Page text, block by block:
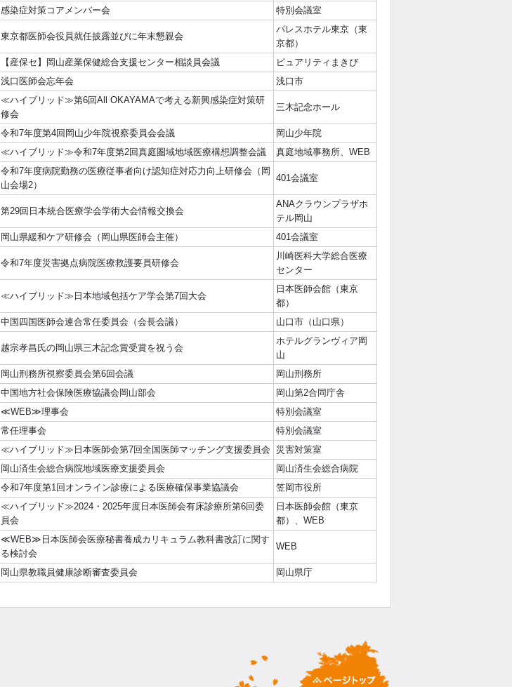
感染症対策コアメンバー会 特別会議室
東京都医師会役員就任披露並びに年末懇親会
パレスホテル東京（東
京都）
【産保セ】岡山産業保健総合支援センター相談員会議
ピュアリティまきび
浅口医師会忘年会 浅口市
≪ハイブリッド≫第6回All OKAYAMAで考える新興感染症対策研
修会
三木記念ホール
令和7年度第4回岡山少年院視察委員会会議
岡山少年院
≪ハイブリッド≫令和7年度第2回真庭圏域地域医療構想調整会議 真庭地域事務所、WEB
令和7年度病院勤務の医療従事者向け認知症対応力向上研修会（岡
山会場2）
401会議室
第29回日本統合医療学会学術大会情報交換会
ANAクラウンプラザホ
テル岡山
岡山県緩和ケア研修会（岡山県医師会主催） 401会議室
令和7年度災害拠点病院医療救護要員研修会
川崎医科大学総合医療
センター
≪ハイブリッド≫日本地域包括ケア学会第7回大会
日本医師会館（東京
都）
中国四国医師会連合常任委員会（会長会議） 山口市（山口県）
越宗孝昌氏の岡山県三木記念賞受賞を祝う会
ホテルグランヴィア岡
山
岡山刑務所視察委員会第6回会議
岡山刑務所
中国地方社会保険医療協議会岡山部会
岡山第2合同庁舎
≪WEB≫理事会
特別会議室
常任理事会
特別会議室
≪ハイブリッド≫日本医師会第7回全国医師マッチング支援委員会
災害対策室
岡山済生会総合病院地域医療支援委員会
岡山済生会総合病院
令和7年度第1回オンライン診療による医療確保事業協議会 笠岡市役所
≪ハイブリッド≫2024・2025年度日本医師会有床診療所第6回委
員会
日本医師会館（東京
都）、WEB
≪WEB≫日本医師会医療秘書養成カリキュラム教科書改訂に関す
る検討会
WEB
岡山県教職員健康診断審査委員会 岡山県庁